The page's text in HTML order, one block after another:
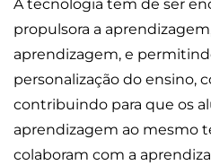
A tecnologia tem de ser
propulsora a
aprendizagem, e
personalização do ensino,
contribuindo para que os
aprendizagem ao mesmo
colaboram com a